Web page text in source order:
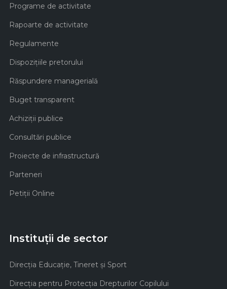
Programe de activitate
Rapoarte de activitate
Regulamente
Dispozițiile pretorului
Răspundere managerială
Buget transparent
Achiziţii publice
Consultări publice
Proiecte de infrastructură
Parteneri
Petiții Online
Instituții de sector
Direcţia Educaţie, Tineret şi Sport
Direcţia pentru Protecţia Drepturilor Copilului